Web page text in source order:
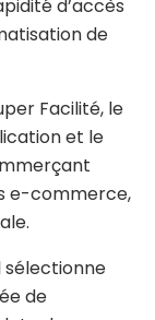
d’accès
de
Facilité, le
et le
e-commerce,
sélectionne
de